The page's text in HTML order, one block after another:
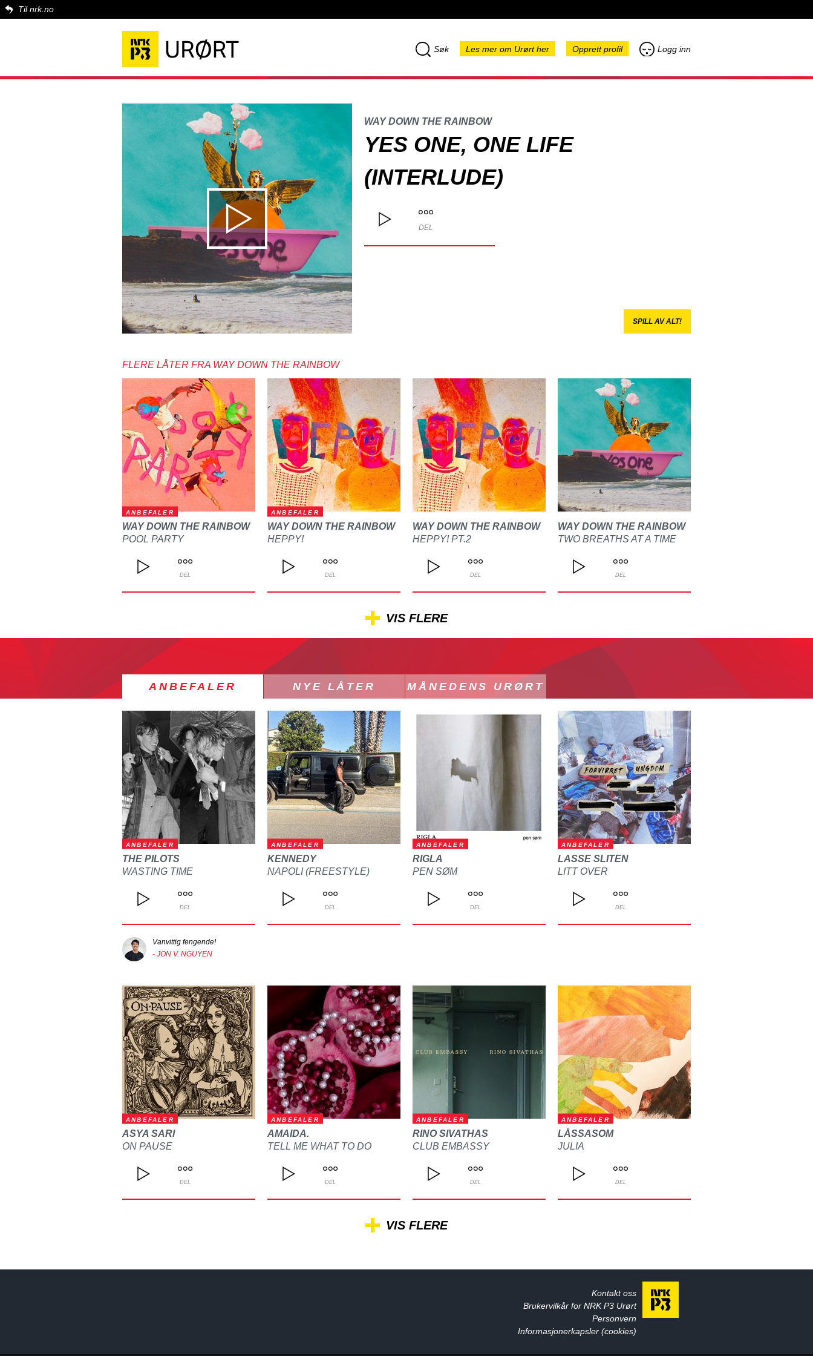
Til nrk.no
Søk Les mer om Urørt her Opprett profil Logg inn
WAY DOWN THE RAINBOW
YES ONE, ONE LIFE
(INTERLUDE)
DEL
SPILL AV ALT!
FLERE LÅTER FRA WAY DOWN THE RAINBOW
ANBEFALER
WAY DOWN THE RAINBOW
POOL PARTY
DEL
ANBEFALER
WAY DOWN THE RAINBOW
HEPPY!
DEL
WAY DOWN THE RAINBOW
HEPPY! PT.2
DEL
WAY DOWN THE RAINBOW
TWO BREATHS AT A TIME
DEL
VIS FLERE
ANBEFALER NYE LÅTER MÅNEDENS URØRT
ANBEFALER
THE PILOTS
WASTING TIME
DEL
Vanvittig fengende!
- JON V. NGUYEN
ANBEFALER
KENNEDY
NAPOLI (FREESTYLE)
DEL
ANBEFALER
RIGLA
PEN SØM
DEL
ANBEFALER
LASSE SLITEN
LITT OVER
DEL
ANBEFALER
ASYA SARI
ON PAUSE
DEL
ANBEFALER
AMAIDA.
TELL ME WHAT TO DO
DEL
ANBEFALER
RINO SIVATHAS
CLUB EMBASSY
DEL
ANBEFALER
LÅSSASOM
JULIA
DEL
VIS FLERE
Kontakt oss
Brukervilkår for NRK P3 Urørt
Personvern
Informasjonerkapsler (cookies)